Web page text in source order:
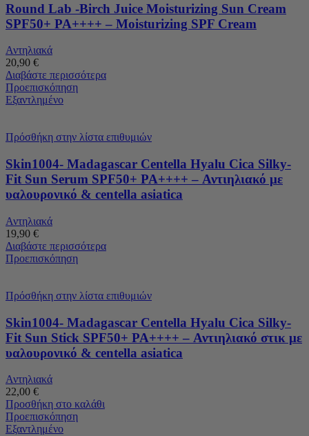
Round Lab -Birch Juice Moisturizing Sun Cream
SPF50+ PA++++ – Moisturizing SPF Cream
Αντηλιακά
20,90 €
Διαβάστε περισσότερα
Προεπισκόπηση
Εξαντλημένο
Πρόσθήκη στην λίστα επιθυμιών
Skin1004- Madagascar Centella Hyalu Cica Silky-
Fit Sun Serum SPF50+ PA++++ – Αντιηλιακό με
υαλουρονικό & centella asiatica
Αντηλιακά
19,90 €
Διαβάστε περισσότερα
Προεπισκόπηση
Πρόσθήκη στην λίστα επιθυμιών
Skin1004- Madagascar Centella Hyalu Cica Silky-
Fit Sun Stick SPF50+ PA++++ – Αντιηλιακό στικ με
υαλουρονικό & centella asiatica
Αντηλιακά
22,00 €
Προσθήκη στο καλάθι
Προεπισκόπηση
Εξαντλημένο